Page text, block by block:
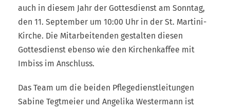
auch in diesem Jahr der Gottesdienst am Sonntag,
den 11. September um 10:00 Uhr in der St. Martini-
Kirche. Die Mitarbeitenden gestalten diesen
Gottesdienst ebenso wie den Kirchenkaffee mit
Imbiss im Anschluss.
Das Team um die beiden Pflegedienstleitungen
Sabine Tegtmeier und Angelika Westermann ist